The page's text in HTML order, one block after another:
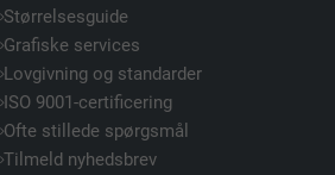
Størrelsesguide
Grafiske services
Lovgivning og standarder
ISO 9001-certificering
Ofte stillede spørgsmål
Tilmeld nyhedsbrev